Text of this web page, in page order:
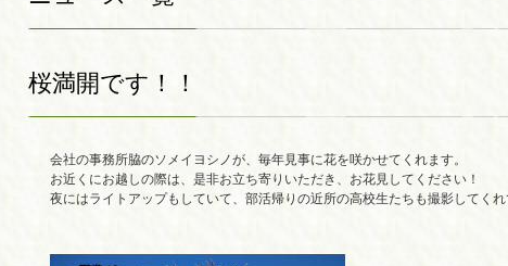
桜満開です！！
会社の事務所脇のソメイヨシノが、毎年見事に花を咲かせてくれます。
お近くにお越しの際は、是非お立ち寄りいただき、お花見してください！
夜にはライトアップもしていて、部活帰りの近所の高校生たちも撮影してくれ